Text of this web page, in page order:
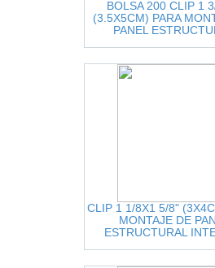
BOLSA 200 CLIP 1
(3.5X5CM) PARA
PANEL
CLIP 1 1/8X1 5/8"
MONTAJE DE
ESTRUCTURAL